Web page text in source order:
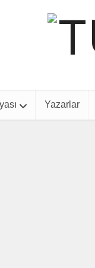
Yazarlar